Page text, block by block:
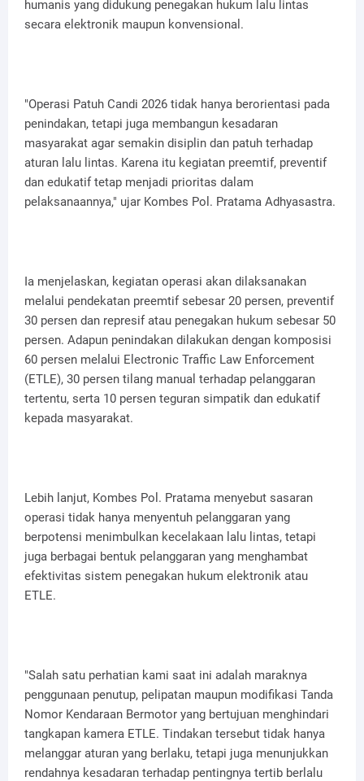
humanis yang didukung penegakan hukum lalu lintas
secara elektronik maupun konvensional.
"Operasi Patuh Candi 2026 tidak hanya berorientasi pada
penindakan, tetapi juga membangun kesadaran
masyarakat agar semakin disiplin dan patuh terhadap
aturan lalu lintas. Karena itu kegiatan preemtif, preventif
dan edukatif tetap menjadi prioritas dalam
pelaksanaannya," ujar Kombes Pol. Pratama Adhyasastra.
Ia menjelaskan, kegiatan operasi akan dilaksanakan
melalui pendekatan preemtif sebesar 20 persen, preventif
30 persen dan represif atau penegakan hukum sebesar 50
persen. Adapun penindakan dilakukan dengan komposisi
60 persen melalui Electronic Traffic Law Enforcement
(ETLE), 30 persen tilang manual terhadap pelanggaran
tertentu, serta 10 persen teguran simpatik dan edukatif
kepada masyarakat.
Lebih lanjut, Kombes Pol. Pratama menyebut sasaran
operasi tidak hanya menyentuh pelanggaran yang
berpotensi menimbulkan kecelakaan lalu lintas, tetapi
juga berbagai bentuk pelanggaran yang menghambat
efektivitas sistem penegakan hukum elektronik atau
ETLE.
"Salah satu perhatian kami saat ini adalah maraknya
penggunaan penutup, pelipatan maupun modifikasi Tanda
Nomor Kendaraan Bermotor yang bertujuan menghindari
tangkapan kamera ETLE. Tindakan tersebut tidak hanya
melanggar aturan yang berlaku, tetapi juga menunjukkan
rendahnya kesadaran terhadap pentingnya tertib berlalu